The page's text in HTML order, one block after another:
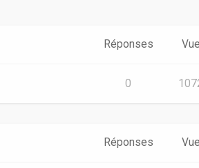
Réponses
0
Réponses